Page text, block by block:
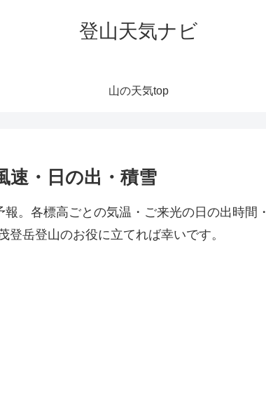
登山天気ナビ
山の天気top
速・日の出・積雪
。各標高ごとの気温・ご来光の日の出時間・
岳登山のお役に立てれば幸いです。